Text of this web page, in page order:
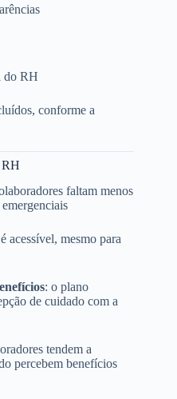
do RH
conforme a
RH
faltam menos
acessível, mesmo para
: o plano
de cuidado com a
tendem a
percebem benefícios